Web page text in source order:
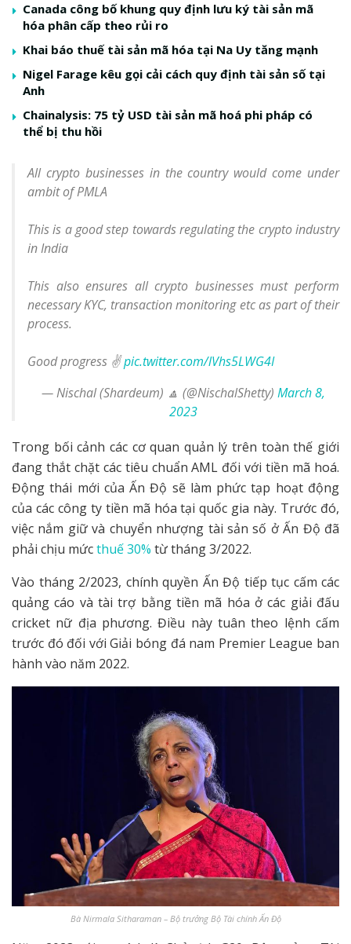
Canada công bố khung quy định lưu ký tài sản mã
hóa phân cấp theo rủi ro
Khai báo thuế tài sản mã hóa tại Na Uy tăng mạnh
Nigel Farage kêu gọi cải cách quy định tài sản số tại
Anh
Chainalysis: 75 tỷ USD tài sản mã hoá phi pháp có
thể bị thu hồi
All crypto businesses in the country would come under
ambit of PMLA
This is a good step towards regulating the crypto industry
in India
This also ensures all crypto businesses must perform
necessary KYC, transaction monitoring etc as part of their
process.
Good progress ✌️pic.twitter.com/lVhs5LWG4I
— Nischal (Shardeum) 🔼 (@NischalShetty) March 8,
2023
Trong bối cảnh các cơ quan quản lý trên toàn thế giới
đang thắt chặt các tiêu chuẩn AML đối với tiền mã hoá.
Động thái mới của Ấn Độ sẽ làm phức tạp hoạt động
của các công ty tiền mã hóa tại quốc gia này. Trước đó,
việc nắm giữ và chuyển nhượng tài sản số ở Ấn Độ đã
phải chịu mứcthuế 30% từ tháng 3/2022.
Vào tháng 2/2023, chính quyền Ấn Độ tiếp tục cấm các
quảng cáo và tài trợ bằng tiền mã hóa ở các giải đấu
cricket nữ địa phương. Điều này tuân theo lệnh cấm
trước đó đối với Giải bóng đá nam Premier League ban
hành vào năm 2022.
Bà Nirmala Sitharaman – Bộ trưởng Bộ Tài chính Ấn Độ